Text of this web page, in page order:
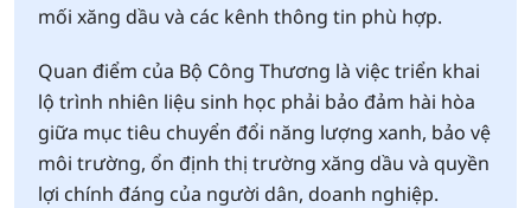
mối xăng dầu và các kênh thông tin phù hợp.
Quan điểm của Bộ Công Thương là việc triển khai
lộ trình nhiên liệu sinh học phải bảo đảm hài hòa
giữa mục tiêu chuyển đổi năng lượng xanh, bảo vệ
môi trường, ổn định thị trường xăng dầu và quyền
lợi chính đáng của người dân, doanh nghiệp.